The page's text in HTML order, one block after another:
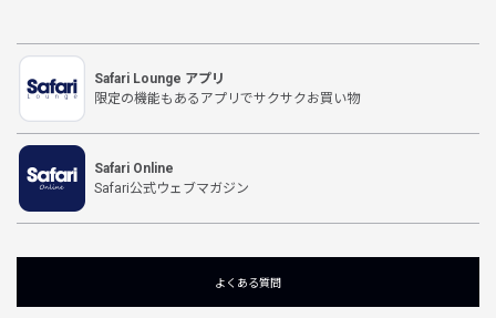
Safari Lounge アプリ
限定の機能もあるアプリでサクサクお買い物
Safari Online
Safari公式ウェブマガジン
よくある質問